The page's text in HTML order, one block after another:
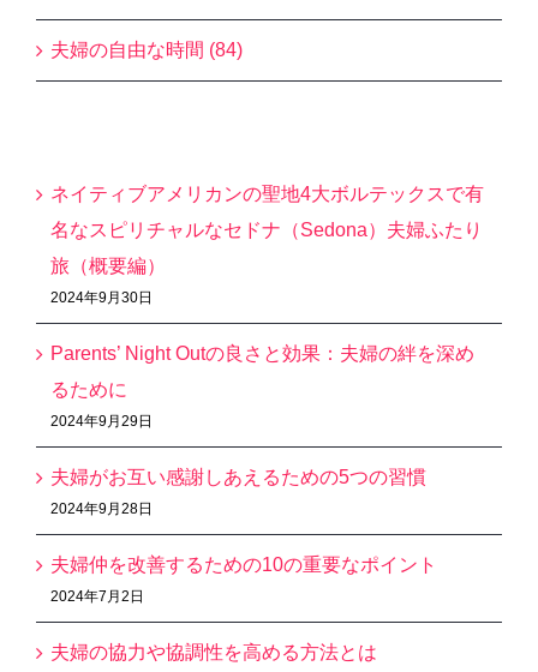
夫婦の自由な時間 (84)
ネイティブアメリカンの聖地4大ボルテックスで有
名なスピリチャルなセドナ（Sedona）夫婦ふたり
旅（概要編）
2024年9月30日
Parents’ Night Outの良さと効果：夫婦の絆を深め
るために
2024年9月29日
夫婦がお互い感謝しあえるための5つの習慣
2024年9月28日
夫婦仲を改善するための10の重要なポイント
2024年7月2日
夫婦の協力や協調性を高める方法とは